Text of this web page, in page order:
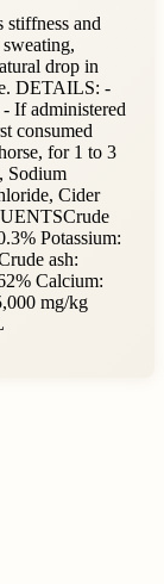
stiffness and
drop in
DETAILS: -
If administered
consumed
for 1 to 3
Sodium
Cider
Potassium:
ash:
Calcium:
mg/kg